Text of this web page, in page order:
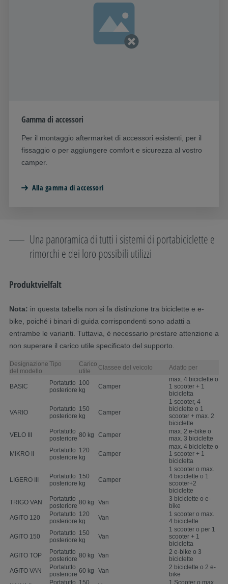
Gamma di accessori
Per il montaggio aftermarket di accessori esistenti, per il
fissaggio o per aggiungere comfort e sicurezza al vostro
camper.
Alla gamma di accessori
Una panoramica di tutti i sistemi di portabiciclette e
rimorchi e dei loro possibili utilizzi
Produktvielfalt
Nota: in questa tabella non si fa distinzione tra biciclette e e-
bike, poiché i binari di guida corrispondenti sono adatti a
entrambe le varianti. Tuttavia, è necessario prestare attenzione a
non superare il carico utile specificato del supporto.
Designazione
del modello
Tipo
Carico
utile
Classee del veicolo Adatto per
BASIC
Portatutto
posteriore
100
kg
Camper
max. 4 biciclette o
1 scooter + 1
bicicletta
VARIO
Portatutto
posteriore
150
kg
Camper
1 scooter, 4
biciclette o 1
scooter + max. 2
biciclette
VELO III
Portatutto
posteriore 80 kg Camper
max. 2 e-bike o
max. 3 biciclette
MIKRO II
Portatutto
posteriore
120
kg
Camper
max. 4 biciclette o
1 scooter + 1
bicicletta
LIGERO III
Portatutto
posteriore
150
kg
Camper
1 scooter o max.
4 biciclette o 1
scooter+2
biciclette
TRIGO VAN
Portatutto
posteriore 80 kg Van
3 biciclette o e-
bike
AGITO 120
Portatutto
posteriore
120
kg
Van
1 scooter o max.
4 biciclette
AGITO 150
Portatutto
posteriore
150
kg
Van
1 scooter o per 1
scooter + 1
bicicletta
AGITO TOP
Portatutto
posteriore 80 kg Van
2 e-bike o 3
biciclette
AGITO VAN
Portatutto
posteriore 60 kg Van
2 biciclette o 2 e-
bike
Portatutto 150 1 Scooter o max.